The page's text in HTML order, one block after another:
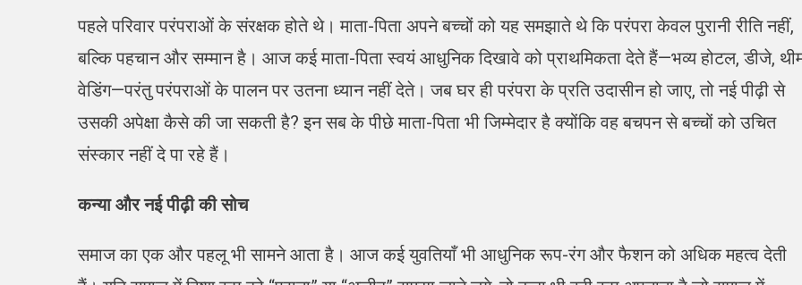
पहले परिवार परंपराओं के संरक्षक होते थे। माता-पिता अपने बच्चों को यह समझाते थे कि परंपरा केवल पुरानी रीति नहीं,
बल्कि पहचान और सम्मान है। आज कई माता-पिता स्वयं आधुनिक दिखावे को प्राथमिकता देते हैं—भव्य होटल, डीजे,
वेडिंग—परंतु परंपराओं के पालन पर उतना ध्यान नहीं देते। जब घर ही परंपरा के प्रति उदासीन हो जाए, तो नई पीढ़ी से
उसकी अपेक्षा कैसे की जा सकती है? इन सब के पीछे माता-पिता भी जिम्मेदार है क्योंकि वह बचपन से बच्चों को उचित
संस्कार नहीं दे पा रहे हैं।
कन्या और नई पीढ़ी की सोच
समाज का एक और पहलू भी सामने आता है। आज कई युवतियाँ भी आधुनिक रूप-रंग और फैशन को अधिक महत्व देती